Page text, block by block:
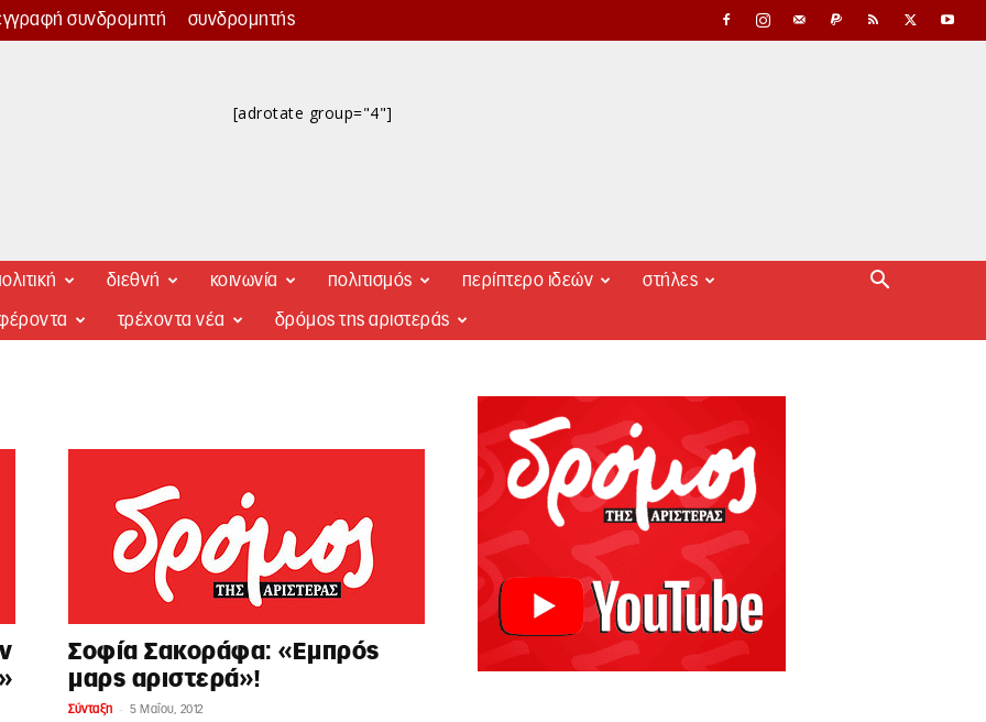
συνδρομητή συνδρομητής
[adrotate group="4"]
διεθνή κοινωνία πολιτισμός περίπτερο ιδεών στήλες
τρέχοντα νέα δρόμος της αριστεράς
Σοφία Σακοράφα: «Εμπρός
μαρς αριστερά»!
Σύνταξη - 5 Μαΐου, 2012